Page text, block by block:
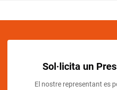
Sol·licita un
El nostre representant es